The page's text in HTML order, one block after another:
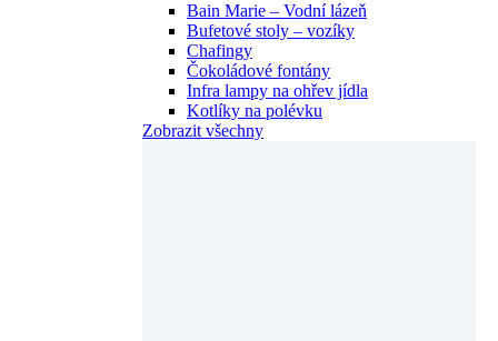
Bain Marie – Vodní lázeň
Bufetové stoly – vozíky
Chafingy
Čokoládové fontány
Infra lampy na ohřev jídla
Kotlíky na polévku
Zobrazit všechny